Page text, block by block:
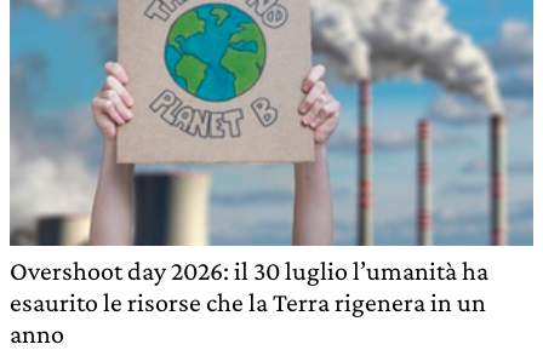
Overshoot day 2026: il 30 luglio l’umanità ha
esaurito le risorse che la Terra rigenera in un
anno